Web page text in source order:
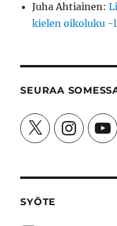
Juha Ahtiainen:
kielen oikoluku -
SEURAA
X Instagram
SYÖTE